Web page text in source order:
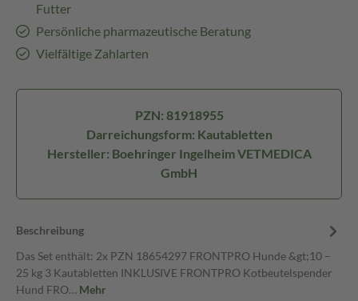
Futter
Persönliche pharmazeutische Beratung
Vielfältige Zahlarten
PZN: 81918955
Darreichungsform: Kautabletten
Hersteller: Boehringer Ingelheim VETMEDICA
GmbH
Beschreibung
Das Set enthält: 2x PZN 18654297 FRONTPRO Hunde &gt;10 –
25 kg 3 Kautabletten INKLUSIVE FRONTPRO Kotbeutelspender
Hund FRO… Mehr